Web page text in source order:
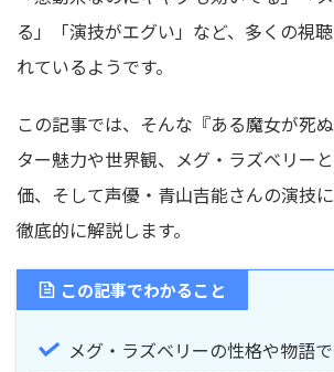
る」「演技がエグい」など、多くの視
れているようです。
この記事では、そんな『ある魔女が死
ター魅力や世界観、メグ・ラズベリー
価、そして声優・青山吉能さんの演技
徹底的に解説します。
この記事でわかること
メグ・ラズベリーの性格や物語